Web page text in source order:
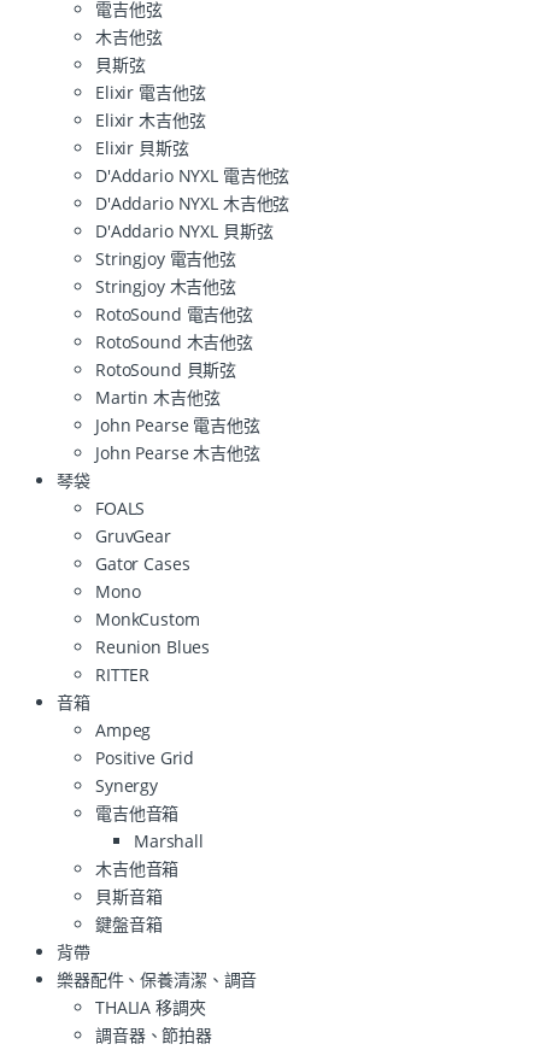
電吉他弦
木吉他弦
貝斯弦
Elixir 電吉他弦
Elixir 木吉他弦
Elixir 貝斯弦
D'Addario NYXL 電吉他弦
D'Addario NYXL 木吉他弦
D'Addario NYXL 貝斯弦
Stringjoy 電吉他弦
Stringjoy 木吉他弦
RotoSound 電吉他弦
RotoSound 木吉他弦
RotoSound 貝斯弦
Martin 木吉他弦
John Pearse 電吉他弦
John Pearse 木吉他弦
琴袋
FOALS
GruvGear
Gator Cases
Mono
MonkCustom
Reunion Blues
RITTER
音箱
Ampeg
Positive Grid
Synergy
電吉他音箱
Marshall
木吉他音箱
貝斯音箱
鍵盤音箱
背帶
樂器配件、保養清潔、調音
THALIA 移調夾
調音器、節拍器